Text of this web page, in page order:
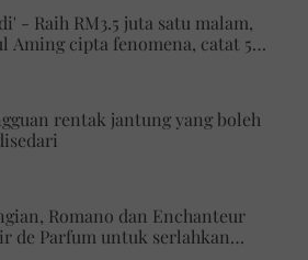
- Raih RM3.5 juta satu malam,
Aming cipta fenomena, catat 5
rentak jantung yang boleh
Romano dan Enchanteur
de Parfum untuk serlahkan